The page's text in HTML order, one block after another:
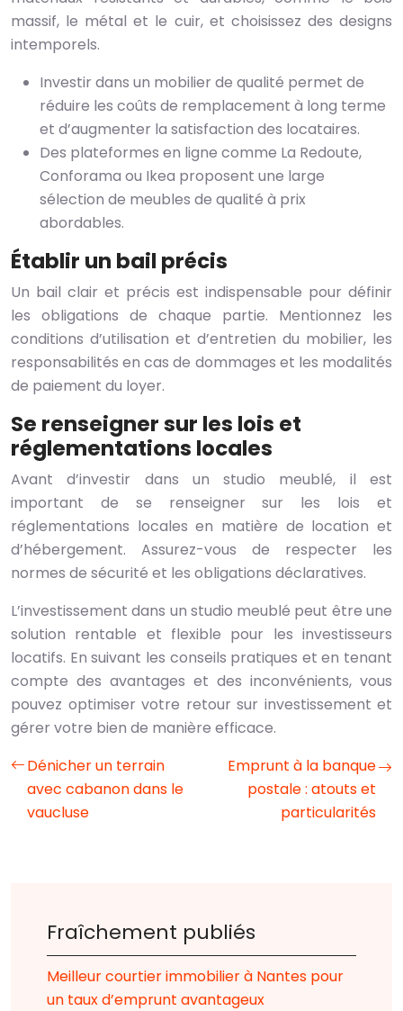
massif, le métal et le cuir, et choisissez des designs
intemporels.
Investir dans un mobilier de qualité permet de
réduire les coûts de remplacement à long terme
et d’augmenter la satisfaction des locataires.
Des plateformes en ligne comme La Redoute,
Conforama ou Ikea proposent une large
sélection de meubles de qualité à prix
abordables.
Établir un bail précis
Un bail clair et précis est indispensable pour définir
les obligations de chaque partie. Mentionnez les
conditions d’utilisation et d’entretien du mobilier, les
responsabilités en cas de dommages et les modalités
de paiement du loyer.
Se renseigner sur les lois et
réglementations locales
Avant d’investir dans un studio meublé, il est
important de se renseigner sur les lois et
réglementations locales en matière de location et
d’hébergement. Assurez-vous de respecter les
normes de sécurité et les obligations déclaratives.
L’investissement dans un studio meublé peut être une
solution rentable et flexible pour les investisseurs
locatifs. En suivant les conseils pratiques et en tenant
compte des avantages et des inconvénients, vous
pouvez optimiser votre retour sur investissement et
gérer votre bien de manière efficace.
Dénicher un terrain
avec cabanon dans le
vaucluse
Emprunt à la banque
postale : atouts et
particularités
Fraîchement publiés
Meilleur courtier immobilier à Nantes pour
un taux d’emprunt avantageux